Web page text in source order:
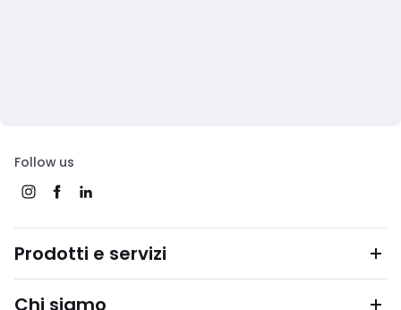
Follow us
Prodotti e servizi
Chi siamo